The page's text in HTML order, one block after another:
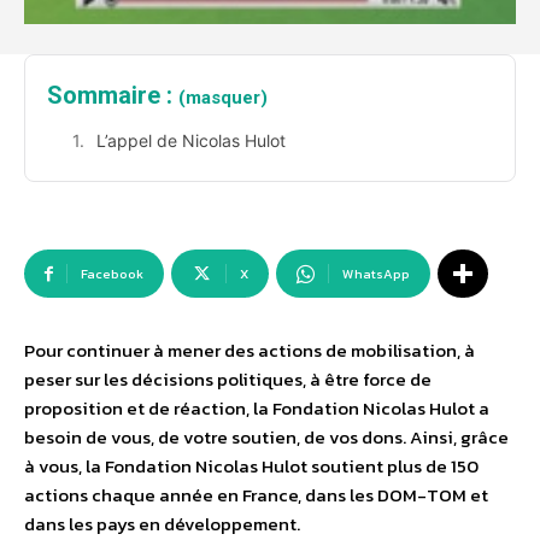
Sommaire : (masquer)
L’appel de Nicolas Hulot
Facebook X WhatsApp
Pour continuer à mener des actions de mobilisation, à
peser sur les décisions politiques, à être force de
proposition et de réaction, la Fondation Nicolas Hulot a
besoin de vous, de votre soutien, de vos dons. Ainsi, grâce
à vous, la Fondation Nicolas Hulot soutient plus de 150
actions chaque année en France, dans les DOM-TOM et
dans les pays en développement.